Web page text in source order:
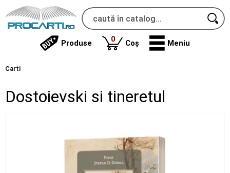
Produse 0produse
Coș Meniu
Carti
Dostoievski si tineretul